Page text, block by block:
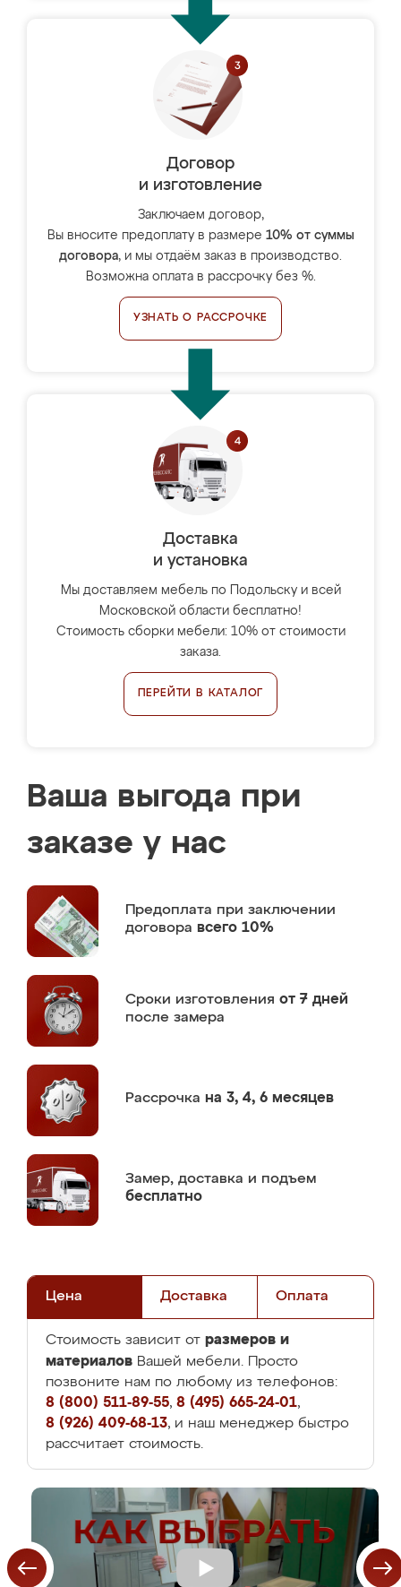
Договор
и изготовление
Заключаем договор,
Вы вносите предоплату в размере 10% от суммы
договора, и мы отдаём заказ в производство.
Возможна оплата в рассрочку без %.
УЗНАТЬ О РАССРОЧКЕ
Доставка
и установка
Мы доставляем мебель по Подольску и всей
Московской области бесплатно!
Стоимость сборки мебели: 10% от стоимости
заказа.
ПЕРЕЙТИ В КАТАЛОГ
Ваша выгода при
заказе у нас
Предоплата при заключении
договора всего 10%
Сроки изготовления от 7 дней
после замера
Рассрочка на 3, 4, 6 месяцев
Замер, доставка и подъем
бесплатно
Цена Доставка Оплата
Стоимость зависит от размеров и
материалов Вашей мебели. Просто
позвоните нам по любому из телефонов:
8 (800) 511-89-55, 8 (495) 665-24-01,
8 (926) 409-68-13, и наш менеджер быстро
рассчитает стоимость.